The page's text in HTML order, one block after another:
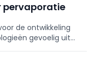
de ontwikkeling
gevoelig uit